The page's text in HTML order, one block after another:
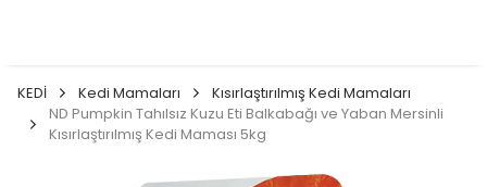
KEDİ Kedi Mamaları
Kısırlaştırılmış Kedi Mamaları
ND Pumpkin Tahılsız Kuzu Eti Balkabağı ve Yaban Mersinli
Kısırlaştırılmış Kedi Maması 5kg